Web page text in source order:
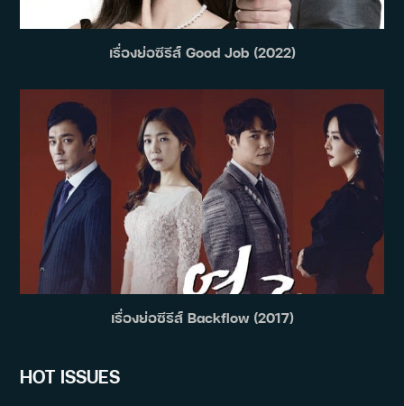
เรื่องย่อซีรีส์ Good Job (2022)
เรื่องย่อซีรีส์ Backflow (2017)
HOT ISSUES